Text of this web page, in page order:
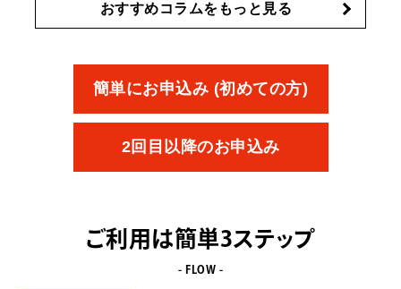
おすすめコラムをもっと見る
簡単にお申込み (初めての方)
2回目以降のお申込み
ご利用は簡単3ステップ
- FLOW -